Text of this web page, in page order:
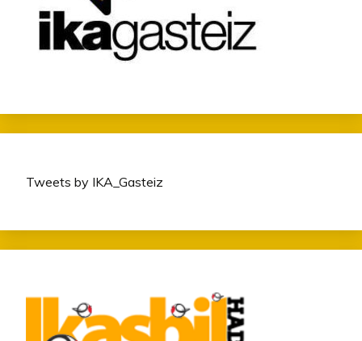
Tweets by IKA_Gasteiz